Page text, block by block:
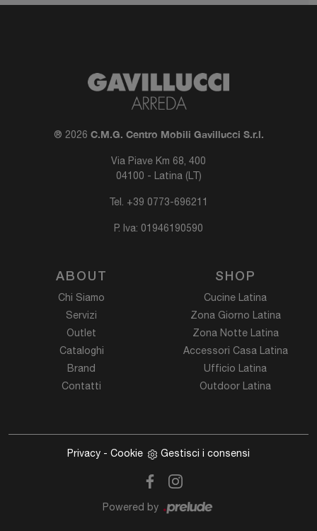
® 2026 C.M.G. Centro Mobili Gavillucci S.r.l.
Via Piave Km 68, 400
04100 - Latina (LT)
Tel. +39 0773-696211
P. Iva: 01946190590
ABOUT
Chi Siamo
Servizi
Outlet
Cataloghi
Brand
Contatti
SHOP
Cucine Latina
Zona Giorno Latina
Zona Notte Latina
Accessori Casa Latina
Ufficio Latina
Outdoor Latina
Privacy - Cookie Gestisci i consensi
Powered by